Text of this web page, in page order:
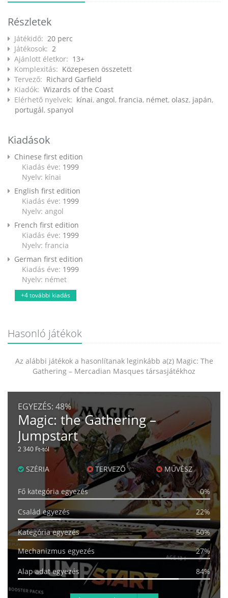
Részletek
Játékidő: 20 perc
Játékosok: 2
Ajánlott életkor: 13+
Komplexitás: Közepesen összetett
Tervező: Richard Garfield
Kiadók: Wizards of the Coast
Elérhető nyelvek: kínai, angol, francia, német, olasz, japán,
portugál, spanyol
Kiadások
Chinese first edition
Kiadás éve: 1999
Nyelv: kínai
English first edition
Kiadás éve: 1999
Nyelv: angol
French first edition
Kiadás éve: 1999
Nyelv: francia
German first edition
Kiadás éve: 1999
Nyelv: német
+4 további kiadás
Hasonló játékok
Az alábbi játékok a hasonlítanak leginkább a(z) Magic: The
Gathering – Mercadian Masques társasjátékhoz
EGYEZÉS: 48%
Magic: the Gathering –
Jumpstart
2 340 Ft-tól
SZÉRIA TERVEZŐ MŰVÉSZ
Fő kategória egyezés 0%
Család egyezés 22%
Kategória egyezés
50%
Mechanizmus egyezés
27%
Alap adat egyezés 84%